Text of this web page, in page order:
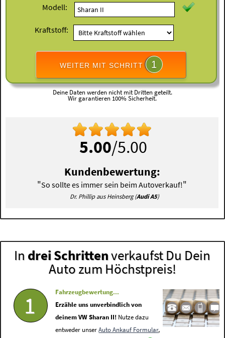
Modell:
Kraftstoff:
WEITER MIT SCHRITT 1
Deine Daten werden nicht mit Dritten geteilt.
Wir garantieren 100% Sicherheit.
5.00/5.00
Kundenbewertung:
"So sollte es immer sein beim Autoverkauf!"
Dr. Phillip aus Heinsberg (Audi A5)
In drei Schrittenverkaufst Du Dein
Auto zum Höchstpreis!
1
Fahrzeugbewertung...
Erzähle uns unverbindlich von
deinem VW Sharan II! Nutze dazu
entweder unserAuto Ankauf Formular,